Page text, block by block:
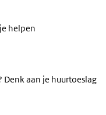
helpen
Denk aan je huurtoeslag